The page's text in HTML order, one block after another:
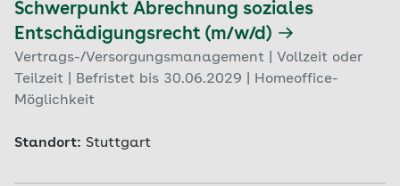
Schwerpunkt Abrechnung soziales
Entschädigungsrecht (m/w/d)
Vertrags-/Versorgungsmanagement | Vollzeit oder
Teilzeit | Befristet bis 30.06.2029 | Homeoffice-
Möglichkeit
Standort: Stuttgart